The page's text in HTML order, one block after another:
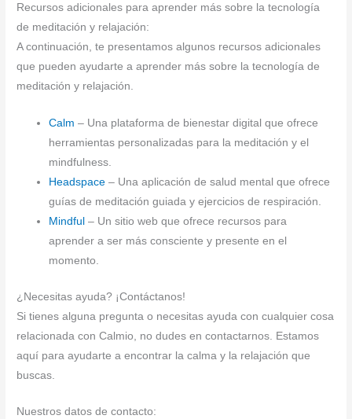
Recursos adicionales para aprender más sobre la tecnología
de meditación y relajación:
A continuación, te presentamos algunos recursos adicionales
que pueden ayudarte a aprender más sobre la tecnología de
meditación y relajación.
Calm – Una plataforma de bienestar digital que ofrece
herramientas personalizadas para la meditación y el
mindfulness.
Headspace – Una aplicación de salud mental que ofrece
guías de meditación guiada y ejercicios de respiración.
Mindful – Un sitio web que ofrece recursos para
aprender a ser más consciente y presente en el
momento.
¿Necesitas ayuda? ¡Contáctanos!
Si tienes alguna pregunta o necesitas ayuda con cualquier cosa
relacionada con Calmio, no dudes en contactarnos. Estamos
aquí para ayudarte a encontrar la calma y la relajación que
buscas.
Nuestros datos de contacto: